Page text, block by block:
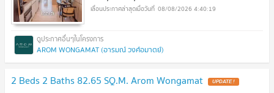
08/08/2026 4:40:19
AROM WONGAMAT (อารมณ์ วงศ์อมาตย์)
2 Beds 2 Baths 82.65 SQ.M. Arom Wongamat UPDATE !